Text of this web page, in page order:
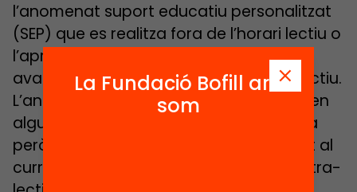
l’anomenat suport educatiu personalitzat
(SEP) que es realitza fora de l’horari lectiu o
l’aprenentatge servei (APS) curricular,
avaluable i sense assignació d’horari lectiu.
L’anomenada sisena hora que s’aplica en
alguns centres de primària no és lectiva
però està sovint vinculada directament al
currículum. Aquests serien exemples extra-
La Fundació Bofill ara
som